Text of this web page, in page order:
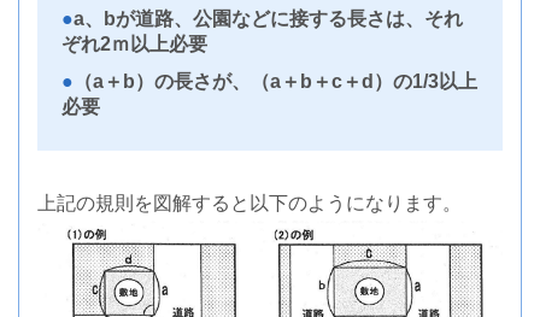
a、bが道路、公園などに接する長さは、それ
ぞれ2ｍ以上必要
（a＋b）の長さが、（a＋b＋c＋d）の1/3以上
必要
上記の規則を図解すると以下のようになります。